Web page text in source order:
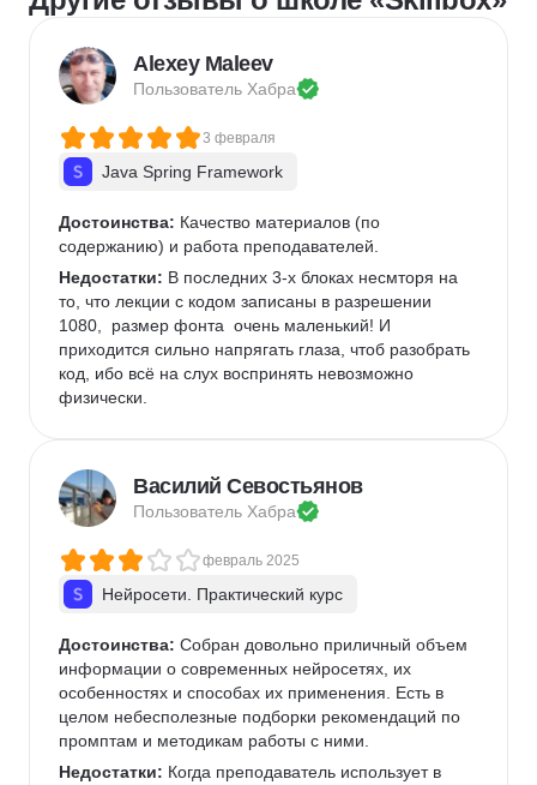
8. Центр карьеры помогает с резюме,
сопроводительными письмами и подготовкой к
собеседованиям.
9. Многие кураторы подходят индивидуально —
чувствуешь поддержку и вовлечённость.
10. Обучение формирует не только навыки, но и
профессиональное мышление дизайнера.
11. Качество преподавания на высоком уровне —
спикеры делятся не теорией, а живым опытом.
Спасибо Skillbox.
Дизайн карточек для маркетплейсов
Колористика
Google Slides
Alexey Maleev
Пользователь Хабра
3 февраля
Java Spring Framework
Достоинства: Качество материалов (по
содержанию) и работа преподавателей.
Недостатки: В последних 3-х блоках несмторя на
то, что лекции с кодом записаны в разрешении
1080,  размер фонта  очень маленький! И
приходится сильно напрягать глаза, чтоб разобрать
код, ибо всё на слух воспринять невозможно
физически.
Василий Севостьянов
Пользователь Хабра
февраль 2025
Нейросети. Практический курс
Достоинства: Собран довольно приличный объем
информации о современных нейросетях, их
особенностях и способах их применения. Есть в
целом небесполезные подборки рекомендаций по
промптам и методикам работы с ними.
Недостатки: Когда преподаватель использует в